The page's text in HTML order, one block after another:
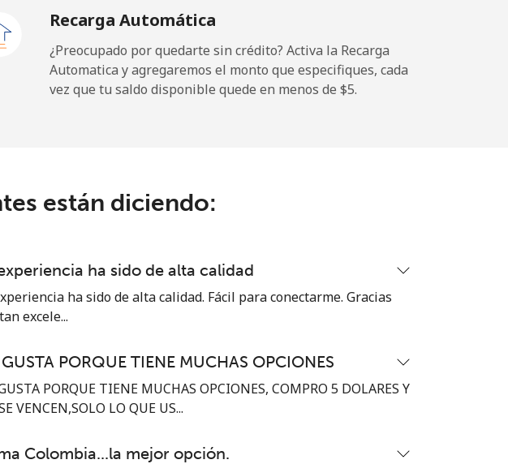
333 min por ⁦$5⁩
9 min por ⁦$5⁩
8 min por ⁦$5⁩
Recarga Automática
¿Preocupado por quedarte sin crédito? Activa la Recarga
Automatica y agregaremos el monto que especifiques, cada
vez que tu saldo disponible quede en menos de ⁦$5⁩.
están diciendo:
ha sido de alta calidad
ha sido de alta calidad. Fácil para conectarme. Gracias
excele...
PORQUE TIENE MUCHAS OPCIONES
PORQUE TIENE MUCHAS OPCIONES, COMPRO 5 DOLARES Y
VENCEN,SOLO LO QUE US...
Colombia...la mejor opción.